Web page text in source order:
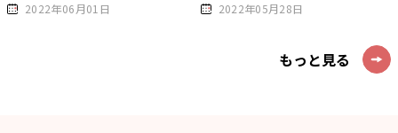
2022年06月01日
2022年05月28日
もっと見る